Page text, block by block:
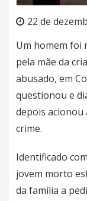
22 de
Um homem foi
pela mãe da
abusado, em
questionou e
depois
crime.
Identificado
jovem morto
da família a